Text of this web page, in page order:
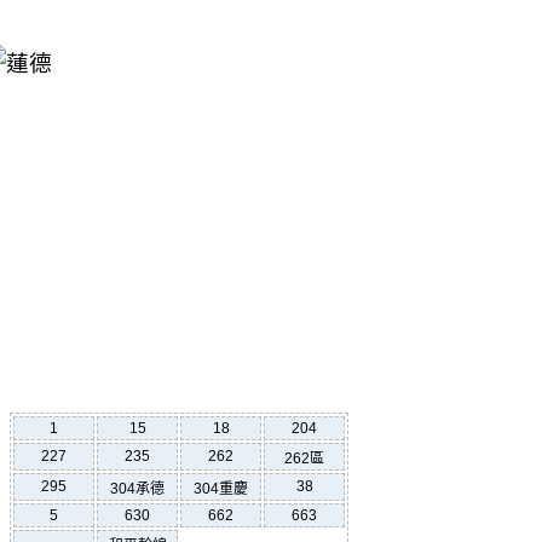
1 15 18
204
227
235 262
262區
295
304承德 304重慶
38
5
630 662
663